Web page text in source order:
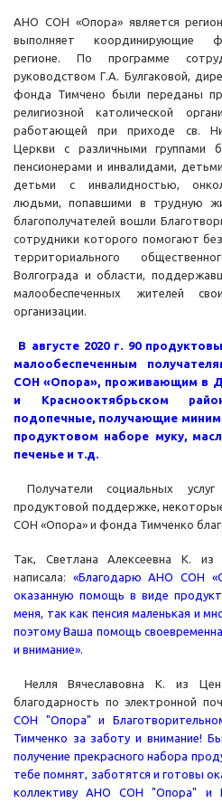
АНО СОН «Опора» является
выполняет координирующие
регионе. По программе
руководством Г.А. Булгаковой,
фонда Тимчено были переданы
религиозной католической
работающей при приходе св.
Церкви с различными группами
пенсионерами и инвалидами,
детьми с инвалидностью,
людьми, попавшими в трудную
благополучателей вошли
сотрудники которого помогают
территориального
Волгограда и области,
малообеспеченных жителей
организации.
В августе 2020 г. 90
малообеспеченным
СОН «Опора», проживающим в
и Краснооктябрьском
подопечные, получающие
продуктовом наборе муку,
печенье и т.д.
Получатели социальных
продуктовой поддержке,
СОН «Опора» и фонда Тимченко
Так, Светлана Алексеевна К. из
написала: «Благодарю АНО СОН
оказанную помощь в виде
меня, так как пенсия маленькая и
поэтому Ваша помощь
и внимание».
Нелля Вячеславовна К. из
благодарность по электронной
СОН "Опора" и
Тимченко за заботу и внимание!
получение прекрасного набора
тебе помнят, заботятся и готовы
коллективу АНО СОН "Опора" и